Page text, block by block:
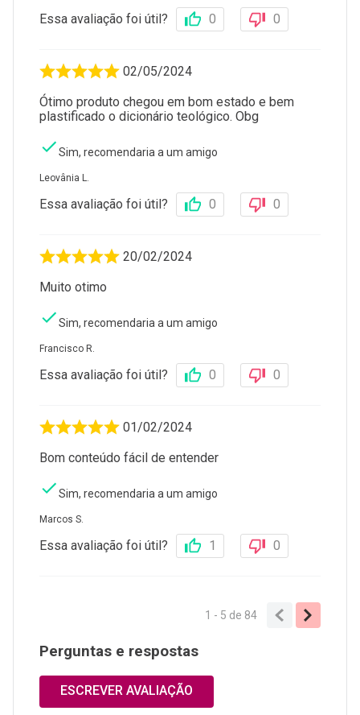
Essa avaliação foi útil? 0 0
02/05/2024
Ótimo produto chegou em bom estado e bem
plastificado o dicionário teológico. Obg
Sim, recomendaria a um amigo
Leovânia L.
Essa avaliação foi útil? 0 0
20/02/2024
Muito otimo
Sim, recomendaria a um amigo
Francisco R.
Essa avaliação foi útil? 0 0
01/02/2024
Bom conteúdo fácil de entender
Sim, recomendaria a um amigo
Marcos S.
Essa avaliação foi útil? 1 0
1 - 5 de 84
Perguntas e respostas
ESCREVER AVALIAÇÃO